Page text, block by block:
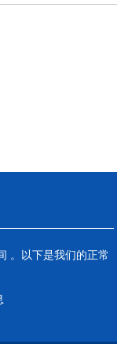
。以下是我们的正常